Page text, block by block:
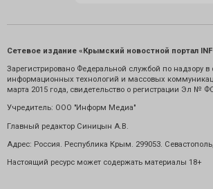
Сетевое издание «Крымский новостной портал
Зарегистрировано Федеральной службой по надзору в
информационных технологий и массовых
марта 2015 года, свидетельство о регистрации Эл №
Учредитель: ООО "Информ Медиа"
Главный редактор Синицын А.В.
Адрес: Россия. Республика Крым. 299053.
Настоящий ресурс может содержать материалы 18+